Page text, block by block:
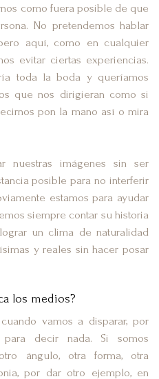
como fuera posible de que
No pretendemos hablar
aquí, como en cualquier
evitar ciertas experiencias.
toda la boda y queríamos
que nos dirigieran como si
pon la mano así o mira
nuestras imágenes sin ser
posible para no interferir
estamos para ayudar
siempre contar su historia
un clima de naturalidad
y reales sin hacer posar
los medios?
vamos a disparar, por
decir nada. Si somos
ángulo, otra forma, otra
por dar otro ejemplo, en